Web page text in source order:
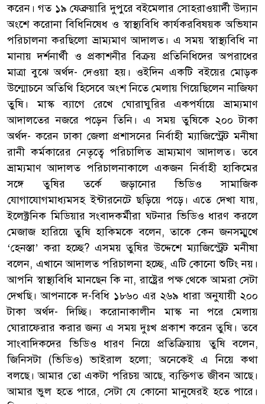
করেন। গত ১৯ ফেব্রুয়ারি দুপুরে বইমেলার সোহরাওয়ার্দী উদ্যান
অংশে করোনা বিধিনিষেধ ও স্বাস্থ্যবিধি কার্যকরবিষয়ক অভিযান
পরিচালনা করছিলো ভ্রাম্যমাণ আদালত। এ সময় স্বাস্থ্যবিধি না
মানায় দর্শনার্থী ও প্রকাশনীর বিক্রয় প্রতিনিধিদের অপরাধের
মাত্রা বুঝে অর্থদ- দেওয়া হয়। ওইদিন একটি বইয়ের মোড়ক
উন্মোচনে অতিথি হিসেবে অংশ নিতে মেলায় গিয়েছিলেন নাজিফা
তুষি। মাস্ক ব্যাগে রেখে ঘোরাঘুরির একপর্যায়ে ভ্রাম্যমাণ
আদালতের নজরে পড়েন তিনি। এ সময় তুষিকে ২০০ টাকা
অর্থদ- করেন ঢাকা জেলা প্রশাসনের নির্বাহী ম্যাজিস্ট্রেট মনীষা
রানী কর্মকারের নেতৃত্বে পরিচালিত ভ্রাম্যমাণ আদালত। তবে
ভ্রাম্যমাণ আদালত পরিচালনাকালে একজন নির্বাহী হাকিমের
সঙ্গে তুষির তর্কে জড়ানোর ভিডিও সামাজিক
যোগাযোগমাধ্যমসহ ইন্টারনেটে ছড়িয়ে পড়ে। এতে দেখা যায়,
ইলেক্ট্রনিক মিডিয়ার সংবাদকর্মীরা ঘটনার ভিডিও ধারণ করলে
মেজাজ হারিয়ে তুষি হাকিমকে বলেন, তাকে কেন জনসম্মুখে
‘হেনস্তা’ করা হচ্ছে? এসময় তুষির উদ্দেশে ম্যাজিস্ট্রেট মনীষা
বলেন, এখানে আদালত পরিচালনা হচ্ছে, এটি কোনো শুটিং নয়।
আপনি স্বাস্থ্যবিধি মানছেন কি না, রাষ্ট্রের পক্ষ থেকে আমরা সেটা
দেখছি। আপনাকে দ-বিধি ১৮৬০ এর ২৬৯ ধারা অনুযায়ী ২০০
টাকা অর্থদ- দিচ্ছি। করোনাকালীন মাস্ক না পরে মেলায়
ঘোরাফেরার করার জন্য এ সময় দুঃখ প্রকাশ করেন তুষি। তবে
সাংবাদিকদের ভিডিও ধারণ নিয়ে প্রতিক্রিয়ায় তুষি বলেন,
জিনিসটা (ভিডিও) ভাইরাল হলো; অনেকেই এ নিয়ে কথা
বলছে। আমার তো একটা পরিচয় আছে, ব্যক্তিগত জীবন আছে।
আমার ভুল হতে পারে, সেটা যে কোনো মানুষেরই হতে পারে।